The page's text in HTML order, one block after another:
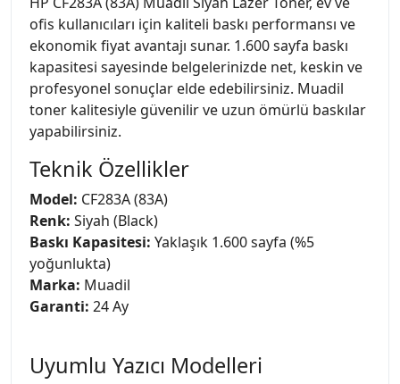
ofis kullanıcıları için kaliteli baskı performansı ve
ekonomik fiyat avantajı sunar. 1.600 sayfa baskı
kapasitesi sayesinde belgelerinizde net, keskin ve
profesyonel sonuçlar elde edebilirsiniz. Muadil
toner kalitesiyle güvenilir ve uzun ömürlü baskılar
yapabilirsiniz.
Teknik Özellikler
Model: CF283A (83A)
Renk: Siyah (Black)
Baskı Kapasitesi: Yaklaşık 1.600 sayfa (%5
yoğunlukta)
Marka: Muadil
Garanti: 24 Ay
Uyumlu Yazıcı Modelleri